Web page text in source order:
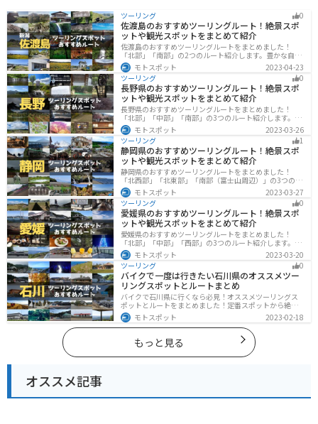
ツーリング 0
佐渡島のおすすめツーリングルート！絶景スポ
ットや観光スポットをまとめて紹介
佐渡島のおすすめツーリングルートをまとめました！
「北部」「南部」の2つのルート紹介します。豊かな自然
と歴史的なスポット、トキなどの貴重な動物を見られる
スポットが多数あります。バイクで佐渡島にツーリング
に行く際は参考にしてください。
モトスポット
2023-04-23
ツーリング
0
長野県のおすすめツーリングルート！絶景スポ
ットや観光スポットをまとめて紹介
長野県のおすすめツーリングルートをまとめました！
「北部」「中部」「南部」の3つのルート紹介します。諏
訪湖やビーナスラインのような全国でも有名なツーリン
グスポットが多数あります。バイクで長野県にツーリン
グに行く際は参考にしてください。
モトスポット
2023-03-26
ツーリング
1
静岡県のおすすめツーリングルート！絶景スポ
ットや観光スポットをまとめて紹介
静岡県のおすすめツーリングルートをまとめました！
「北西部」「北東部」「南部（富士山周辺）」の3つのル
ート紹介します。富士山を中心に自然豊かな景色や食事
を楽しめるスポットが多数あります。バイクで静岡県に
ツーリングに行く際は参考にしてください。
モトスポット
2023-03-27
ツーリング
0
愛媛県のおすすめツーリングルート！絶景スポ
ットや観光スポットをまとめて紹介
愛媛県のおすすめツーリングルートをまとめました！
「北部」「中部」「西部」の3つのルート紹介します。山
や海といった自然だけでなく、気軽に渡れる島もあり
様々な楽しみ方ができます。バイクで愛媛県にツーリン
グに行く際は参考にしてください。
モトスポット
2023-03-20
ツーリング
0
バイクで一度は行きたい石川県のオススメツー
リングスポットとルートまとめ
バイクで石川県に行くなら必見！オススメツーリングス
ポットとルートをまとめました！定番スポットから絶景
スポット、温泉、海、グルメなど様々なジャンルで楽し
めます。バイクで石川ツーリングに行こうと思っている
人は、参考にしてください。
モトスポット 2023-02-18
もっと見る
オススメ記事